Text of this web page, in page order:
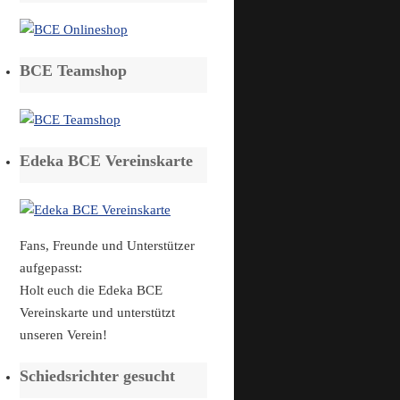
BCE Teamshop
Edeka BCE Vereinskarte
Fans, Freunde und Unterstützer
aufgepasst:
Holt euch die Edeka BCE
Vereinskarte und unterstützt
unseren Verein!
Schiedsrichter gesucht